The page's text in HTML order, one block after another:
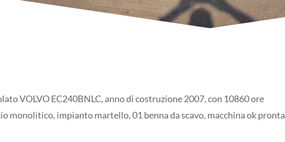
VOLVO EC240BNLC, anno di costruzione 2007, con 10860 ore
monolitico, impianto martello, 01 benna da scavo, macchina ok pronta